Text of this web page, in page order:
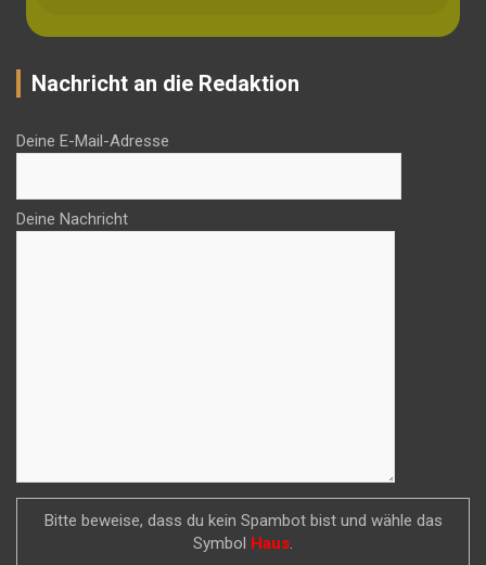
Nachricht an die Redaktion
Deine E-Mail-Adresse
Deine Nachricht
Bitte beweise, dass du kein Spambot bist und wähle das
Symbol Haus.